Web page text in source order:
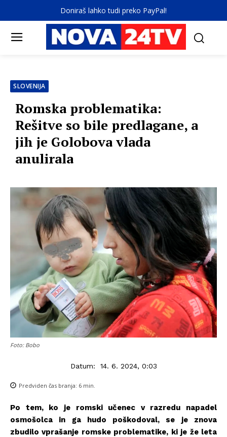
Doniraš lahko tudi preko PayPal!
SLOVENIJA
Romska problematika:
Rešitve so bile predlagane, a
jih je Golobova vlada
anulirala
Foto: Bobo
Datum: 14. 6. 2024, 0:03
Predviden čas branja: 6 min.
Po tem, ko je romski učenec v razredu napadel
osmošolca in ga hudo poškodoval, se je znova
zbudilo vprašanje romske problematike, ki je že leta